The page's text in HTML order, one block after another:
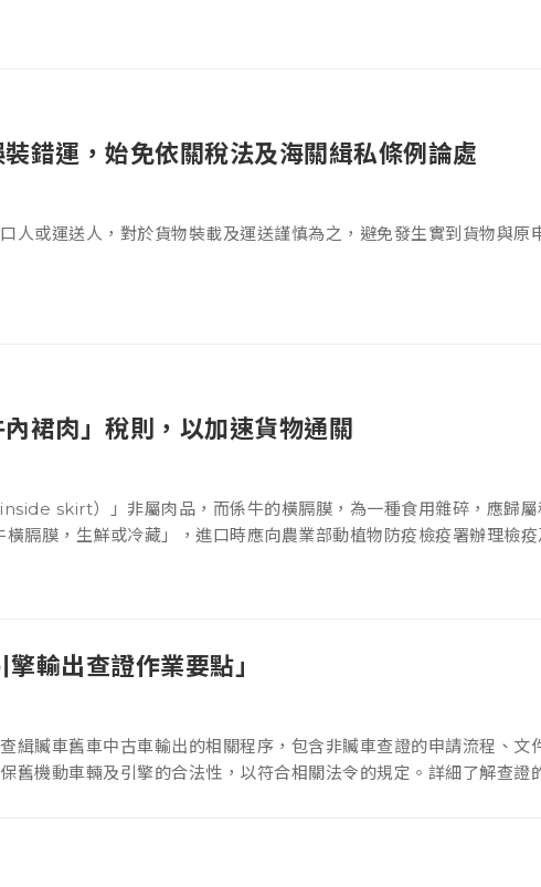
錯運，始免依關稅法及海關緝私條例論處
人或運送人，對於貨物裝載及運送謹慎為之，避免發生實到貨物與原
裙肉」稅則，以加速貨物通關
skirt）」非屬肉品，而係牛的橫膈膜，為一種食用雜碎，應歸
膈膜，生鮮或冷藏」，進口時應向農業部動植物防疫檢疫署辦理檢疫
輸出查證作業要點」
緝贓車舊車中古車輸出的相關程序，包含非贓車查證的申請流程、文
舊機動車輛及引擎的合法性，以符合相關法令的規定。詳細了解查證